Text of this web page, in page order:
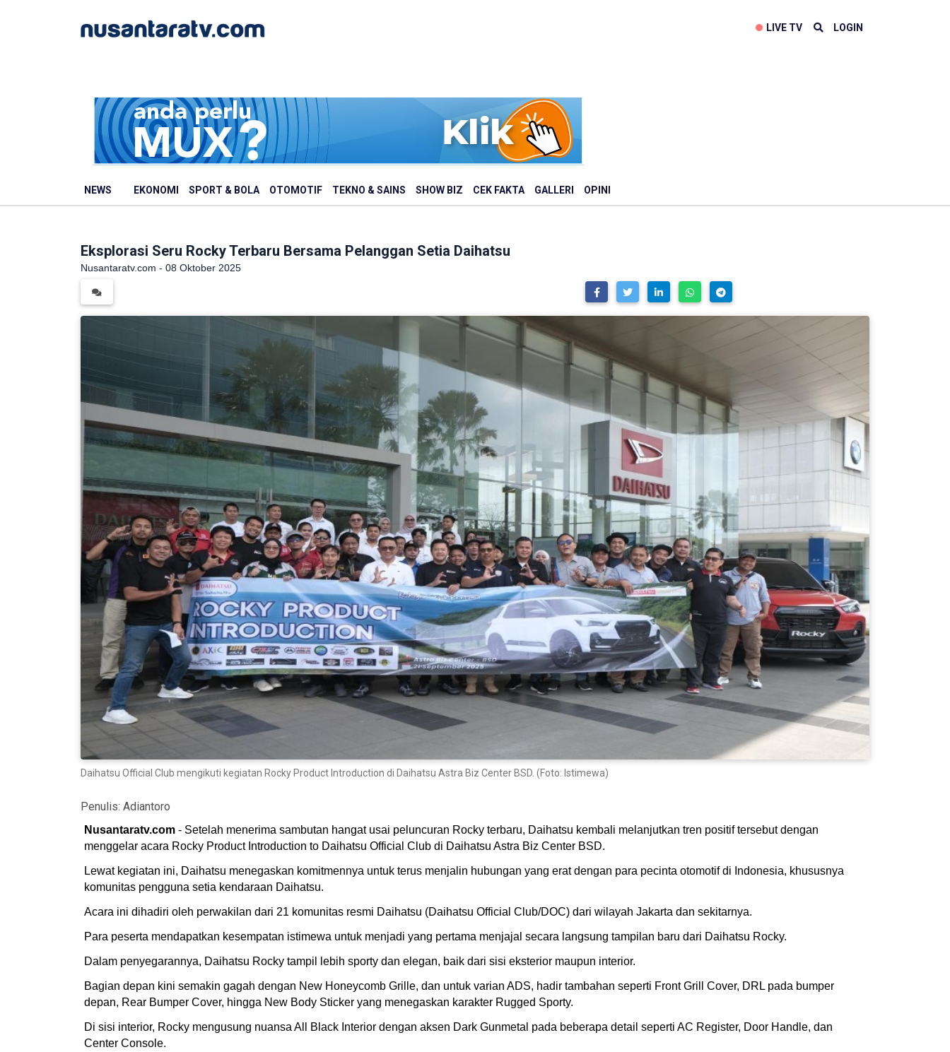
LIVE TV LOGIN
NEWS EKONOMI SPORT & BOLA OTOMOTIF TEKNO & SAINS SHOW BIZ CEK FAKTA GALLERI OPINI
Eksplorasi Seru Rocky Terbaru Bersama Pelanggan Setia Daihatsu
Nusantaratv.com - 08 Oktober 2025
Daihatsu Official Club mengikuti kegiatan Rocky Product Introduction di Daihatsu Astra Biz Center BSD. (Foto: Istimewa)
Penulis: Adiantoro
Nusantaratv.com - Setelah menerima sambutan hangat usai peluncuran Rocky terbaru, Daihatsu kembali melanjutkan tren positif tersebut dengan
menggelar acara Rocky Product Introduction to Daihatsu Official Club di Daihatsu Astra Biz Center BSD.
Lewat kegiatan ini, Daihatsu menegaskan komitmennya untuk terus menjalin hubungan yang erat dengan para pecinta otomotif di Indonesia, khususnya
komunitas pengguna setia kendaraan Daihatsu.
Acara ini dihadiri oleh perwakilan dari 21 komunitas resmi Daihatsu (Daihatsu Official Club/DOC) dari wilayah Jakarta dan sekitarnya.
Para peserta mendapatkan kesempatan istimewa untuk menjadi yang pertama menjajal secara langsung tampilan baru dari Daihatsu Rocky.
Dalam penyegarannya, Daihatsu Rocky tampil lebih sporty dan elegan, baik dari sisi eksterior maupun interior.
Bagian depan kini semakin gagah dengan New Honeycomb Grille, dan untuk varian ADS, hadir tambahan seperti Front Grill Cover, DRL pada bumper
depan, Rear Bumper Cover, hingga New Body Sticker yang menegaskan karakter Rugged Sporty.
Di sisi interior, Rocky mengusung nuansa All Black Interior dengan aksen Dark Gunmetal pada beberapa detail seperti AC Register, Door Handle, dan
Center Console.